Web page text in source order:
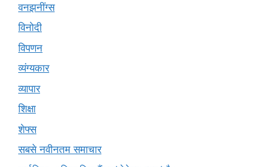
वनझनींग्स
विनोदी
विपणन
व्यंग्यकार
व्यापार
शिक्षा
शेफ्स
सबसे नवीनतम समाचार